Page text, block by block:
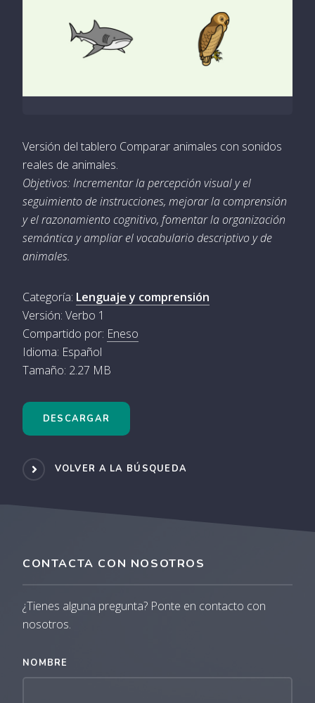
Versión del tablero Comparar animales con sonidos
reales de animales.
Objetivos: Incrementar la percepción visual y el
seguimiento de instrucciones, mejorar la comprensión
y el razonamiento cognitivo, fomentar la organización
semántica y ampliar el vocabulario descriptivo y de
animales.
Categoría: Lenguaje y comprensión
Versión: Verbo 1
Compartido por: Eneso
Idioma: Español
Tamaño: 2.27 MB
DESCARGAR
VOLVER A LA BÚSQUEDA
CONTACTA CON NOSOTROS
¿Tienes alguna pregunta? Ponte en contacto con
nosotros.
NOMBRE